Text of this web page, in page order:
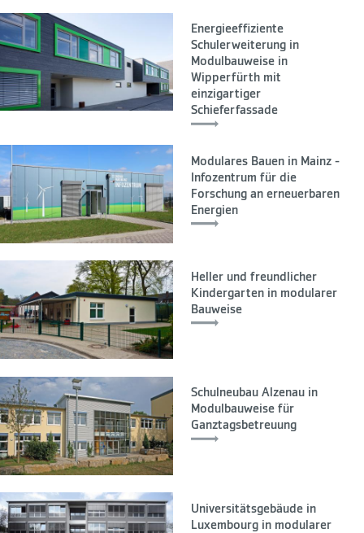
Energieeffiziente
Schulerweiterung in
Modulbauweise in
Wipperfürth mit
einzigartiger
Schieferfassade
Modulares Bauen in Mainz -
Infozentrum für die
Forschung an erneuerbaren
Energien
Heller und freundlicher
Kindergarten in modularer
Bauweise
Schulneubau Alzenau in
Modulbauweise für
Ganztagsbetreuung
Universitätsgebäude in
Luxembourg in modularer